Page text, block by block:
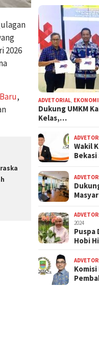
2026
,
ADVETORIAL EKONOMI
Dukung UMKM
Kelas,…
Wakil
2024
Puspa
Hobi
Komisi